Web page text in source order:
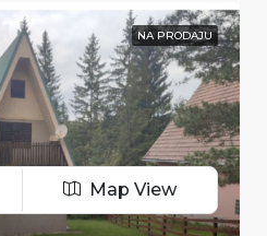
NA PRODAJU
Map View